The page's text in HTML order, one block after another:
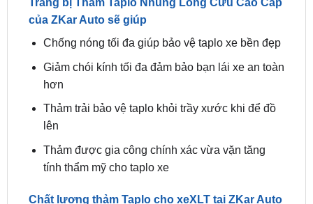
Chống nóng tối đa giúp bảo vệ taplo xe bền đẹp
hơn
Thảm trải bảo vệ taplo khỏi trầy xước khi để đồ
lên
Thảm được gia công chính xác vừa vặn tăng
tính thẩm mỹ cho taplo xe
Chất lượng thảm Taplo cho xeXLT tại ZKar Auto